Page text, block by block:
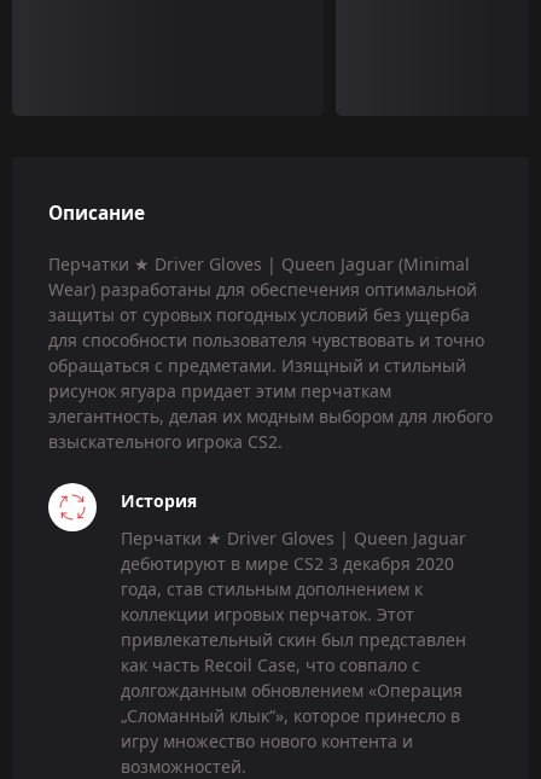
Описание
Перчатки ★ Driver Gloves | Queen Jaguar (Minimal
Wear) разработаны для обеспечения оптимальной
защиты от суровых погодных условий без ущерба
для способности пользователя чувствовать и точно
обращаться с предметами. Изящный и стильный
рисунок ягуара придает этим перчаткам
элегантность, делая их модным выбором для любого
взыскательного игрока CS2.
История
Перчатки ★ Driver Gloves | Queen Jaguar
дебютируют в мире CS2 3 декабря 2020
года, став стильным дополнением к
коллекции игровых перчаток. Этот
привлекательный скин был представлен
как часть Recoil Case, что совпало с
долгожданным обновлением «Операция
„Сломанный клык“», которое принесло в
игру множество нового контента и
возможностей.